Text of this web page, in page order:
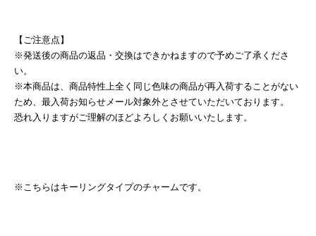
【ご注意点】
※発送後の商品の返品・交換はできかねますので予めご了承くださ
い。
※本商品は、商品特性上全く同じ色味の商品が再入荷することがない
ため、最入荷お知らせメール対象外とさせていただいております。
恐れ入りますがご理解のほどよろしくお願いいたします。
※こちらはキーリングタイプのチャームです。